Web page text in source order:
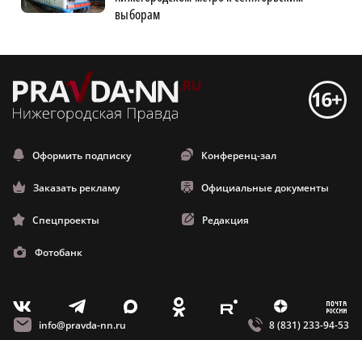
выборам
Оформить подписку Конференц-зал
Заказать рекламу Официальные документы
Спецпроекты Редакция
Фотобанк
V T X O E Z m
info@pravda-nn.ru 8 (831) 233-94-53